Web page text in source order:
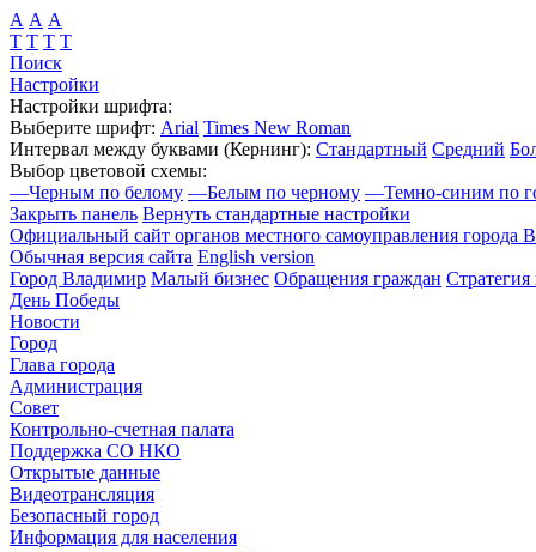
А А А
Т Т Т Т
Поиск
Настройки
Настройки шрифта:
Выберите шрифт: Arial Times New Roman
Интервал между буквами (Кернинг): Стандартный Средний
Выбор цветовой схемы:
—Черным по белому —Белым по черному —Темно-синим по
Закрыть панель Вернуть стандартные настройки
Официальный сайт органов местного самоуправления города
Обычная версия сайта English version
Город Владимир Малый бизнес Обращения граждан Стратегия
День Победы
Новости
Город
Глава города
Администрация
Совет
Контрольно-счетная палата
Поддержка СО НКО
Открытые данные
Видеотрансляция
Безопасный город
Информация для населения